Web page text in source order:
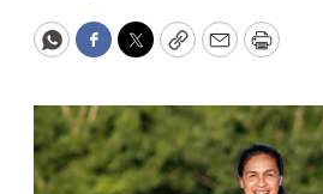
WhatsApp
Facebook
Twitter
CopyEmailPrint